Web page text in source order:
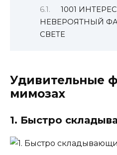
1001
НЕВЕРОЯТНЫЙ
СВЕТЕ
Удивительные
мимозах
1. Быстро